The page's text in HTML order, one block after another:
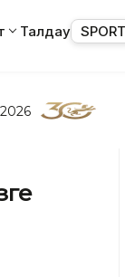
Талдау SPORT